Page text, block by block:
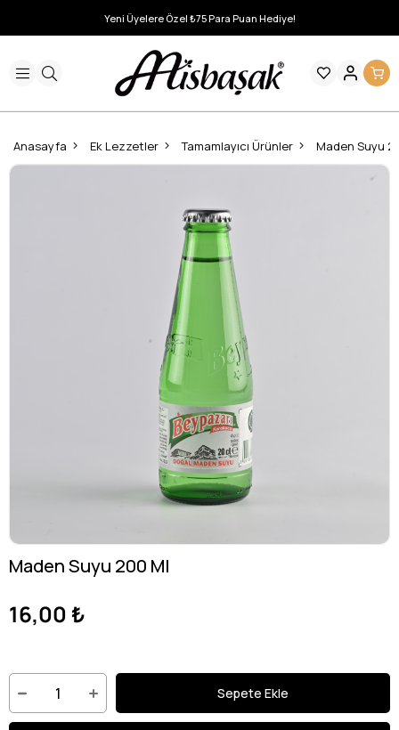
Yeni Üyelere Özel ₺75 Para Puan Hediye!
Anasayfa Ek Lezzetler Tamamlayıcı Ürünler Maden Suyu
Maden Suyu 200 Ml
16,00 ₺